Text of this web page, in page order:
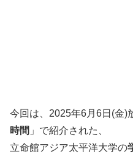
今回は、2025年6月6日(金)
時間 」で紹介された、
立命館アジア太平洋大学の